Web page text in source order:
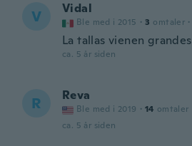
V Vidal
Ble med i 2015 · 3 omtaler ·
La tallas vienen grandes
ca. 5 år siden
R Reva
Ble med i 2019 · 14 omtaler
ca. 5 år siden